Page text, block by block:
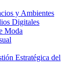
y Ambientes
Digitales
Moda
Estratégica del